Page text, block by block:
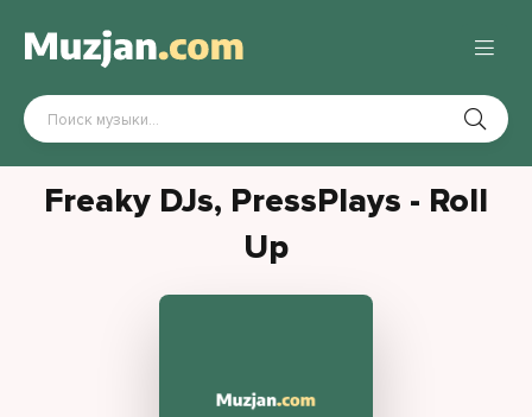
Freaky DJs, PressPlays - Roll
Up